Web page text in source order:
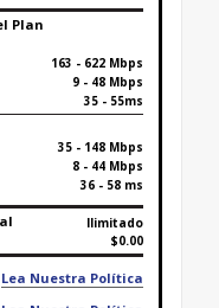
Plan
163 - 622 Mbps
9 - 48 Mbps
35 - 55ms
35 - 148 Mbps
8 - 44 Mbps
36 - 58 ms
Ilimitado
$0.00
Lea Nuestra Política